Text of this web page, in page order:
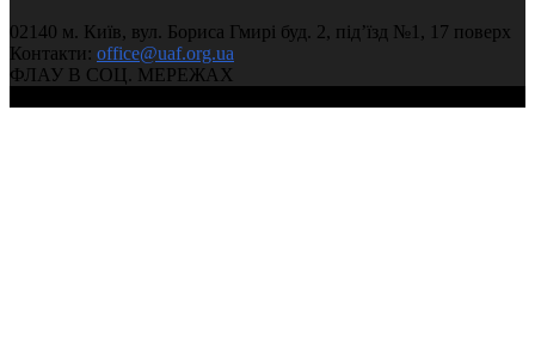
02140 м. Київ, вул. Бориса Гмирі буд. 2, під’їзд №1, 17 поверх
Контакти: office@uaf.org.ua
ФЛАУ В СОЦ. МЕРЕЖАХ